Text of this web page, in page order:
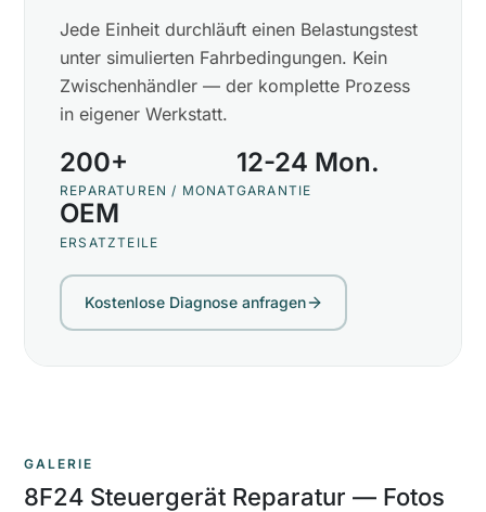
Jede Einheit durchläuft einen Belastungstest
unter simulierten Fahrbedingungen. Kein
Zwischenhändler — der komplette Prozess
in eigener Werkstatt.
200+
REPARATUREN / MONAT
12-24 Mon.
GARANTIE
OEM
ERSATZTEILE
Kostenlose Diagnose anfragen
GALERIE
8F24 Steuergerät Reparatur — Fotos